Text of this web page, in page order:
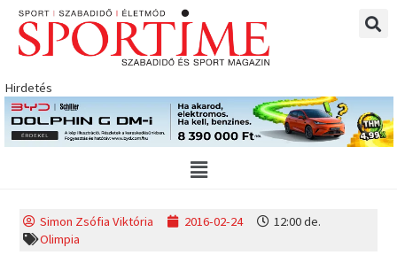
Skip
content
Hirdetés
Main
Menu
Simon Zsófia Viktória 2016-02-24
12:00 de.
Olimpia